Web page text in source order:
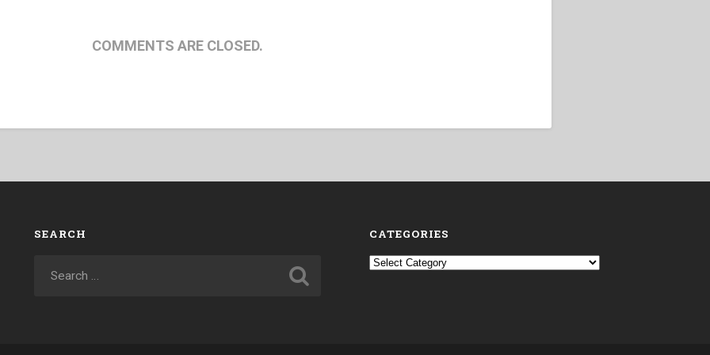
COMMENTS ARE CLOSED.
SEARCH CATEGORIES
Categories